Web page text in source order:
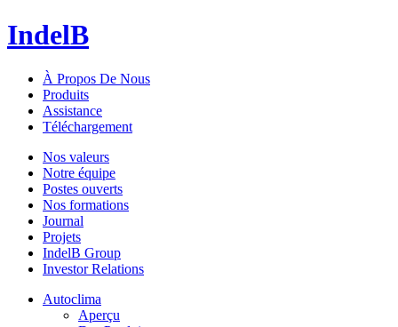
IndelB
À Propos De Nous
Produits
Assistance
Téléchargement
Nos valeurs
Notre équipe
Postes ouverts
Nos formations
Journal
Projets
IndelB Group
Investor Relations
Autoclima
Aperçu